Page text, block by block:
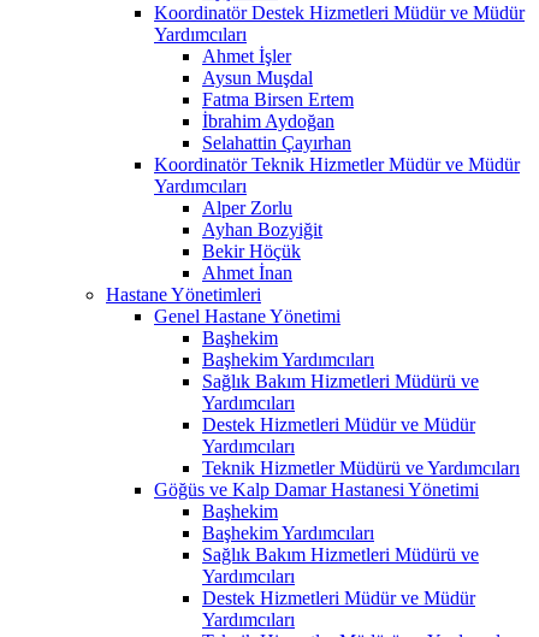
Koordinatör Destek Hizmetleri Müdür ve Müdür
Yardımcıları
Ahmet İşler
Aysun Muşdal
Fatma Birsen Ertem
İbrahim Aydoğan
Selahattin Çayırhan
Koordinatör Teknik Hizmetler Müdür ve Müdür
Yardımcıları
Alper Zorlu
Ayhan Bozyiğit
Bekir Höçük
Ahmet İnan
Hastane Yönetimleri
Genel Hastane Yönetimi
Başhekim
Başhekim Yardımcıları
Sağlık Bakım Hizmetleri Müdürü ve
Yardımcıları
Destek Hizmetleri Müdür ve Müdür
Yardımcıları
Teknik Hizmetler Müdürü ve Yardımcıları
Göğüs ve Kalp Damar Hastanesi Yönetimi
Başhekim
Başhekim Yardımcıları
Sağlık Bakım Hizmetleri Müdürü ve
Yardımcıları
Destek Hizmetleri Müdür ve Müdür
Yardımcıları